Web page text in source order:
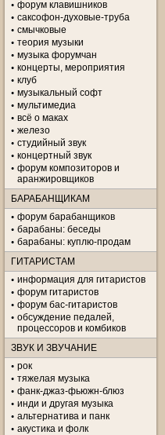
форум клавишников
саксофон-духовые-труба
смычковые
теория музыки
музыка форумчан
концерты, мероприятия
клуб
музыкальный софт
мультимедиа
всё о маках
железо
студийный звук
концертный звук
форум композиторов и
аранжировщиков
БАРАБАНЩИКАМ
форум барабанщиков
барабаны: беседы
барабаны: куплю-продам
ГИТАРИСТАМ
информация для гитаристов
форум гитаристов
форум бас-гитаристов
обсуждение педалей,
процессоров и комбиков
ЗВУК И ЗВУЧАНИЕ
рок
тяжелая музыка
фанк-джаз-фьюжн-блюз
инди и другая музыка
альтернатива и панк
акустика и фолк